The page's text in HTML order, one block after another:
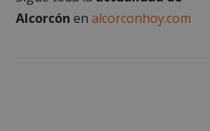
Alcorcón en alcorconhoy.com